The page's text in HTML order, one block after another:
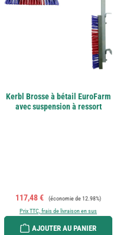
Kerbl Brosse à bétail EuroFarm
avec suspension à ressort
Prix de vente :
117,48 € Prix régulier :
(économie de 12.98%)
Prix TTC, frais de livraison en sus
AJOUTER AU PANIER